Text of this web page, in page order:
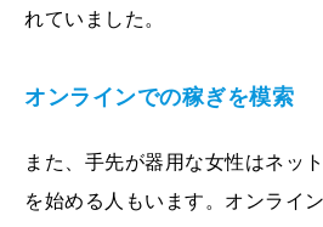
れていました。
オンラインでの稼ぎを模索
また、手先が器用な女性はネッ
を始める人もいます。オンライ